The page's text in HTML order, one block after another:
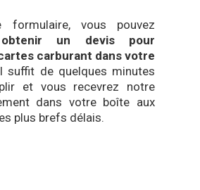
vous pouvez
obtenir un devis pour
carburant dans votre
suffit de quelques minutes
et vous recevrez notre
dans votre boîte aux
plus brefs délais.